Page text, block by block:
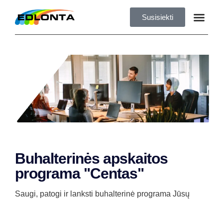
Susisiekti
Saugi, patogi ir lanksti buhalterinė programa Jūsų
Buhalterinės apskaitos
programa "Centas"